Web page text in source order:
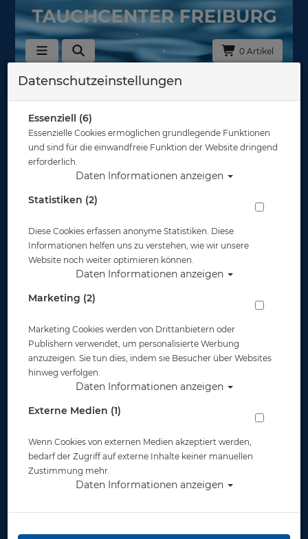
0 Artikel
Datenschutzeinstellungen
Essenziell (6)
Essenzielle Cookies ermöglichen grundlegende Funktionen
und sind für die einwandfreie Funktion der Website dringend
erforderlich.
Daten Informationen anzeigen
Statistiken (2)
Diese Cookies erfassen anonyme Statistiken. Diese
Informationen helfen uns zu verstehen, wie wir unsere
Website noch weiter optimieren können.
Daten Informationen anzeigen
Marketing (2)
Marketing Cookies werden von Drittanbietern oder
Publishern verwendet, um personalisierte Werbung
anzuzeigen. Sie tun dies, indem sie Besucher über Websites
hinweg verfolgen.
Daten Informationen anzeigen
Externe Medien (1)
Wenn Cookies von externen Medien akzeptiert werden,
bedarf der Zugriff auf externe Inhalte keiner manuellen
Zustimmung mehr.
Daten Informationen anzeigen